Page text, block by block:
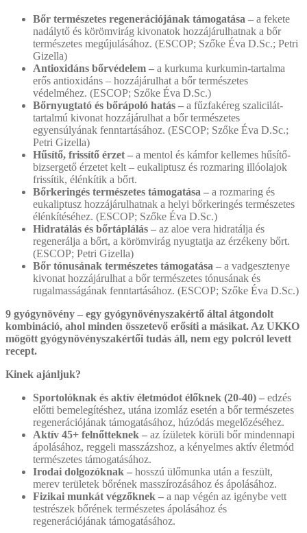
Bőr természetes regenerációjának támogatása – a fekete
nadálytő és körömvirág kivonatok hozzájárulhatnak a bőr
természetes megújulásához. (ESCOP; Szőke Éva D.Sc.; Petri
Gizella)
Antioxidáns bőrvédelem – a kurkuma kurkumin-tartalma
erős antioxidáns – hozzájárulhat a bőr természetes
védelméhez. (ESCOP; Szőke Éva D.Sc.)
Bőrnyugtató és bőrápoló hatás – a fűzfakéreg szalicilát-
tartalmú kivonat hozzájárulhat a bőr természetes
egyensúlyának fenntartásához. (ESCOP; Szőke Éva D.Sc.;
Petri Gizella)
Hűsítő, frissítő érzet – a mentol és kámfor kellemes hűsítő-
bizsergető érzetet kelt – eukaliptusz és rozmaring illóolajok
frissítik, élénkítik a bőrt.
Bőrkeringés természetes támogatása – a rozmaring és
eukaliptusz hozzájárulhatnak a helyi bőrkeringés természetes
élénkítéséhez. (ESCOP; Szőke Éva D.Sc.)
Hidratálás és bőrtáplálás – az aloe vera hidratálja és
regenerálja a bőrt, a körömvirág nyugtatja az érzékeny bőrt.
(ESCOP; Petri Gizella)
Bőr tónusának természetes támogatása – a vadgesztenye
kivonat hozzájárulhat a bőr természetes tónusának és
rugalmasságának fenntartásához. (ESCOP; Szőke Éva D.Sc.)
9 gyógynövény – egy gyógynövényszakértő által átgondolt
kombináció, ahol minden összetevő erősíti a másikat. Az UKKO
mögött gyógynövényszakértői tudás áll, nem egy polcról levett
recept.
Kinek ajánljuk?
Sportolóknak és aktív életmódot élőknek (20-40) – edzés
előtti bemelegítéshez, utána izomláz esetén a bőr természetes
regenerációjának támogatásához, húzódás megelőzéséhez.
Aktív 45+ felnőtteknek – az ízületek körüli bőr mindennapi
ápolásához, reggeli masszázshoz, a kényelmes aktív életmód
természetes támogatásához.
Irodai dolgozóknak – hosszú ülőmunka után a feszült,
merev területek bőrének masszírozásához és ápolásához.
Fizikai munkát végzőknek – a nap végén az igénybe vett
testrészek bőrének természetes ápolásához és
regenerációjának támogatásához.